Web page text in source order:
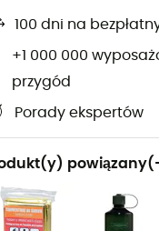
100 dni na
+1 000 000
przygód
Porady ekspertów